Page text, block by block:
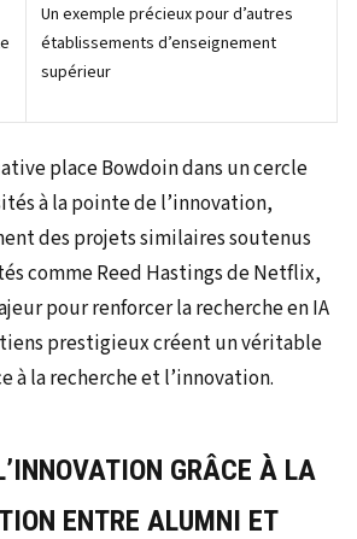
Un exemple précieux pour d’autres
établissements d’enseignement
supérieur
place Bowdoin dans un cercle
à la pointe de l’innovation,
des projets similaires soutenus
comme Reed Hastings de Netflix,
pour renforcer la recherche en IA
prestigieux créent un véritable
à la recherche et l’innovation.
GRÂCE À LA
ENTRE ALUMNI ET